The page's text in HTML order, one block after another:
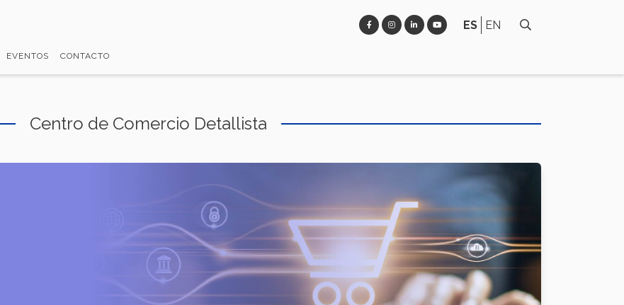
ES EN
EVENTOS CONTACTO
Centro de Comercio Detallista